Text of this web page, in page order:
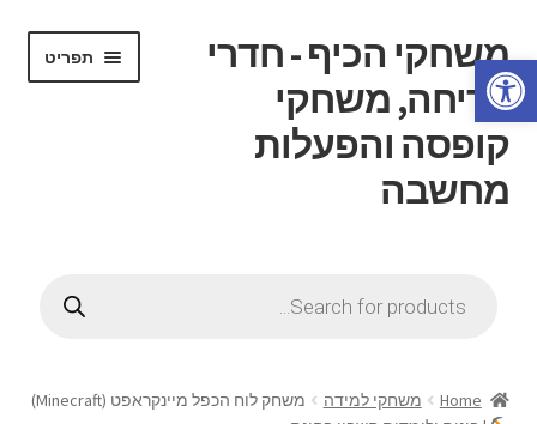
פתח סרגל נגישות
דלג
לניווט
לדלג
לתוכן
משחקי הכיף - חדרי
בריחה, משחקי
קופסה והפעלות
מחשבה
תפריט
תפריט
הרחב
הילדאת
search
Home משחקי למידה
משחק לוח הכפל מיינקראפט (Minecraft)